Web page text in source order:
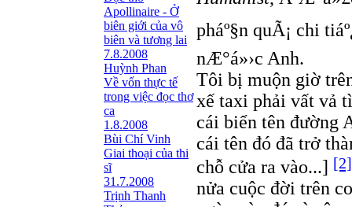
Apollinaire - Ở
biên giới của vô
biên và tương lai
7.8.2008
Huỳnh Phan
Về vốn thực tế
trong việc đọc thơ
ca
1.8.2008
Bùi Chí Vinh
Giai thoại của thi
sĩ
31.7.2008
Trịnh Thanh
pháº§n quÃ¡ chi
nÆ°á»›c Anh.
Tôi bị muộn giờ
xế taxi phải vất vả
cái biển tên đường
cái tên đó đã trở
chỗ cửa ra vào...] [2]
nửa cuộc đời trên